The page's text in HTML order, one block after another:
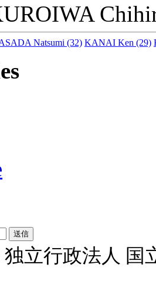
Natsumi (32) KANAI Ken (29)
独立行政法人 国